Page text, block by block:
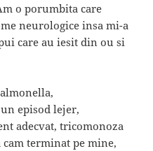
o porumbita care
neurologice insa mi-a
care au iesit din ou si
episod lejer,
adecvat, tricomonoza
terminat pe mine,